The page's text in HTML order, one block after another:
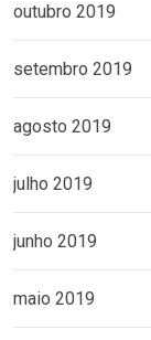
outubro 2019
setembro 2019
agosto 2019
julho 2019
junho 2019
maio 2019